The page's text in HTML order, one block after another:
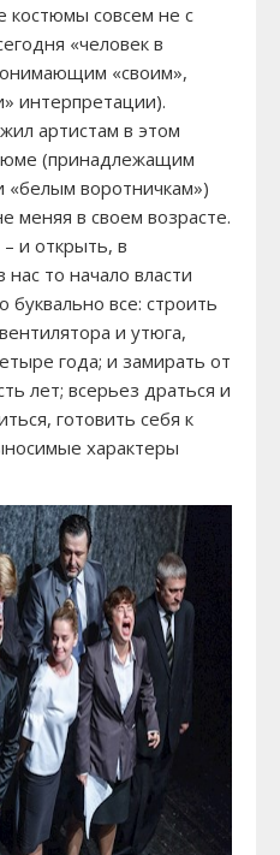
костюмы совсем не с
«человек в
«своим»,
интерпретации).
артистам в этом
(принадлежащим
«белым воротничкам»)
меняя в своем возрасте.
и открыть, в
то начало власти
буквально все: строить
и утюга,
года; и замирать от
лет; всерьез драться и
готовить себя к
характеры